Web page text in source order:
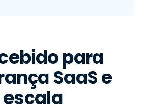
para
SaaS e
escala